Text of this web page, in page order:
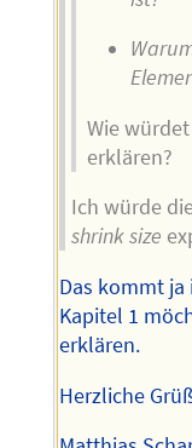
Wie
erklären?
Ich würde
shrinksize
Das kommt ja
Kapitel 1
erklären.
Herzliche